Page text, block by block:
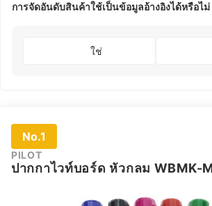
การจัดอันดับสินค้าใช้เป็นข้อมูลอ้างอิงได้หรือไม่
ใช่
No.1
PILOT
ปากกาไวท์บอร์ด หัวกลม WBMK-